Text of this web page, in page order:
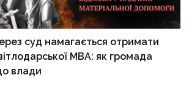
суд намагається отримати
МВА: як громада
влади